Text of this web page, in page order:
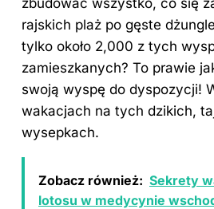
rajskich plaż po gęste
tylko około 2,000 z tych
zamieszkanych? To prawie
swoją wyspę do dyspozycji!
wakacjach na tych dzikich,
wysepkach.
Zobacz również: Sekrety
lotosu w medycynie